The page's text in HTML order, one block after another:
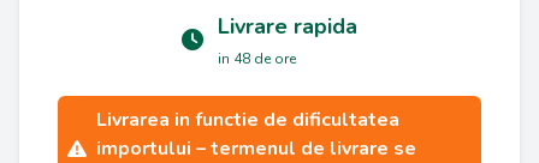
Livrare rapida
in 48 de ore
Livrarea in functie de dificultatea
importului – termenul de livrare se